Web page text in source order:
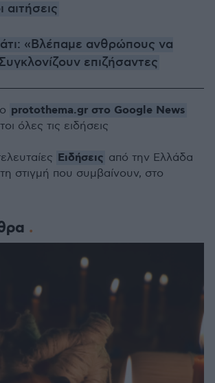
αιτήσεις
«Βλέπαμε ανθρώπους να
επιζήσαντες
protothema.gr στο Google News
όλες τις ειδήσεις
Ειδήσεις από την Ελλάδα
στιγμή που συμβαίνουν, στο